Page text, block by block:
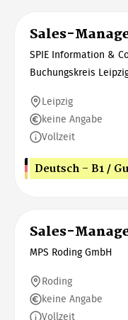
Sales-
SPIE Information &
Buchungskreis
Leipzig
keine Angabe
Vollzeit
Deutsch - B1 /
Sales-
MPS Roding GmbH
Roding
keine Angabe
Vollzeit